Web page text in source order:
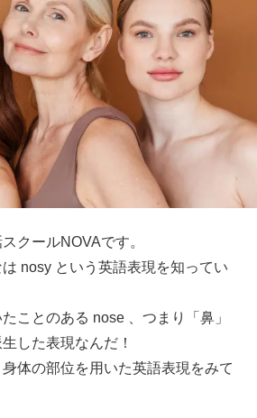
クールNOVAです。
nosy という英語表現を知ってい
ことのある nose 、つまり「鼻」
した表現なんだ！
体の部位を用いた英語表現をみて